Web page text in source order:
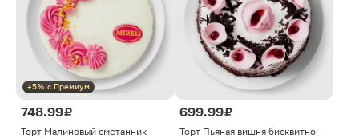
+5% с Премиум
748.99 ₽
Торт Малиновый сметанник
699.99 ₽
Торт Пьяная вишня бисквитно-